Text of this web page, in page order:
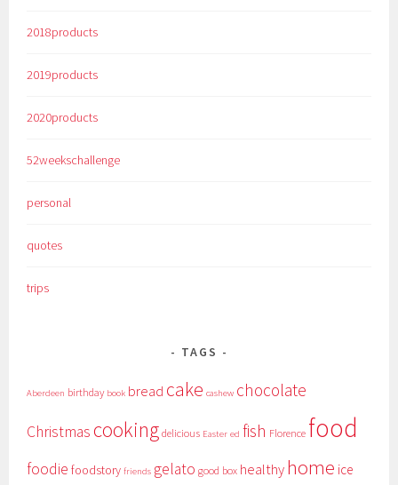
2018products
2019products
2020products
52weekschallenge
personal
quotes
trips
TAGS
Aberdeen birthday book bread cake cashew chocolate
Christmas cooking delicious Easter ed fish Florence food
foodie foodstory friends gelato good box healthyhome ice